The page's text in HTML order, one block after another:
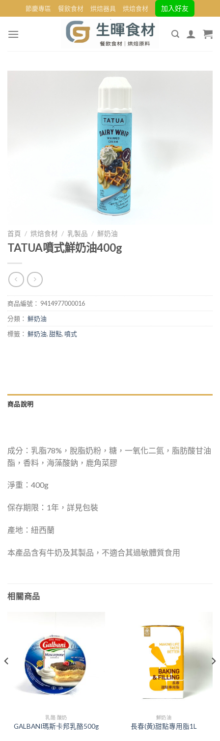
to
content
節慶專區 餐飲食材 烘焙器具 烘焙食材 加入好友
首頁 / 烘焙食材 / 乳製品 / 鮮奶油
TATUA噴式鮮奶油400g
商品編號： 9414977000016
分類： 鮮奶油
標籤： 鮮奶油,甜點, 噴式
商品說明
成分：乳脂78%，脫脂奶粉，糖，一氧化二氮，脂肪酸甘油
酯，香料，海藻酸鈉，鹿角菜膠
淨重：400g
保存期限：1年，詳見包裝
產地：紐西蘭
本產品含有牛奶及其製品，不適合其過敏體質食用
相關商品
乳酪 酸奶
GALBANI瑪斯卡邦乳酪500g
鮮奶油
長春(黃)甜點專用脂1L